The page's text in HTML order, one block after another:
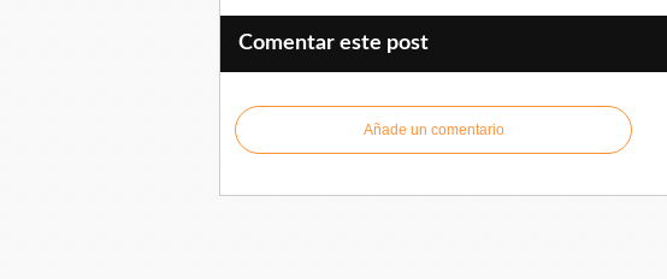
Comentar este post
Añade un comentario